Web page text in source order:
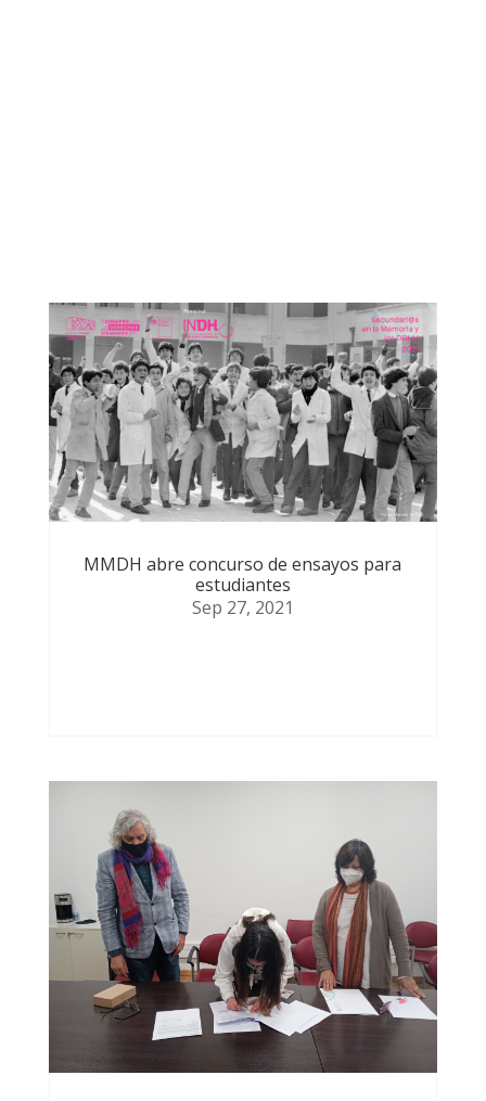
MMDH abre concurso de ensayos para
estudiantes
Sep 27, 2021